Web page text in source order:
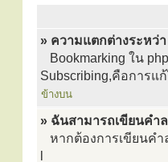
» ความแตกต่างระหว่
Bookmarking ใน
Subscribing,คือการแ
ข้างบน
» ฉันสามารถเขียนคำ
หากต้องการเขียนคำ